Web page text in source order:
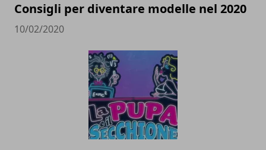
Consigli per diventare modelle nel 2020
10/02/2020